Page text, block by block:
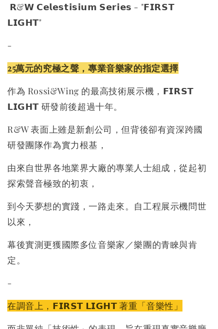
𝗥&𝗪 𝗖𝗲𝗹𝗲𝘀𝘁𝗶𝘀𝗶𝘂𝗺 𝗦𝗲𝗿𝗶𝗲𝘀 - "𝗙𝗜𝗥𝗦𝗧
𝗟𝗜𝗚𝗛𝗧"
-
25萬元的究極之聲，專業音樂家的指定選擇
作為 Rossi&Wing 的最高技術展示機，𝗙𝗜𝗥𝗦𝗧
𝗟𝗜𝗚𝗛𝗧 研發前後超過十年。
R&W 表面上雖是新創公司，但背後卻有資深跨國
研發團隊作為實力根基，
由來自世界各地業界大廠的專業人士組成，從起初
探索聲音極致的初衷，
到今天夢想的實踐，一路走來。自工程展示機問世
以來，
幕後實測更獲國際多位音樂家／樂團的青睞與肯
定。
-
在調音上，𝗙𝗜𝗥𝗦𝗧 𝗟𝗜𝗚𝗛𝗧 著重「音樂性」